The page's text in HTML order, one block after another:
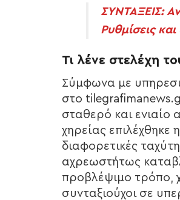
ΣΥΝΤΑΞΕΙΣ:
Ρυθμίσεις
Τι λένε στελέχη
Σύμφωνα με
στο
σταθερό και ενιαίο
χηρείας
διαφορετικές
αχρεωστήτως
προβλέψιμο τρόπο,
συνταξιούχοι σε